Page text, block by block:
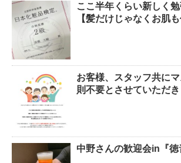
ここ半年くらい新しく勉
【髪だけじゃなくお肌も
お客様、スタッフ共に
則不要とさせていただ
中野さんの歓迎会in『徳